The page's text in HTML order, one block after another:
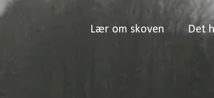
Lær om skoven Det